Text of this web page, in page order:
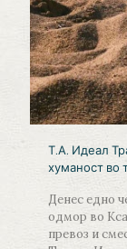
Т.А. Идеал
хуманост во
Денес едно
одмор во
превоз и